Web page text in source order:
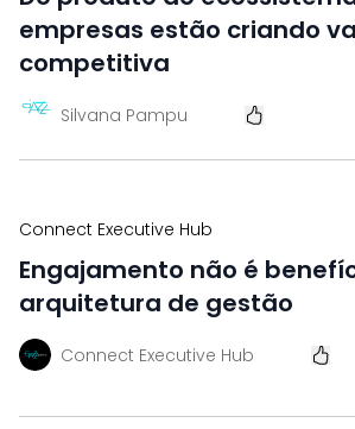
empresas estão criando
competitiva
Silvana Pampu
Connect Executive Hub
Engajamento não é
arquitetura de gestão
Connect Executive Hub